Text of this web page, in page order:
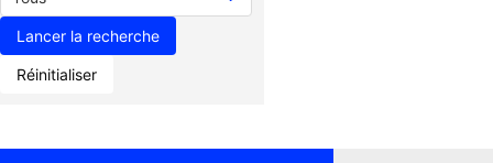
Réinitialiser